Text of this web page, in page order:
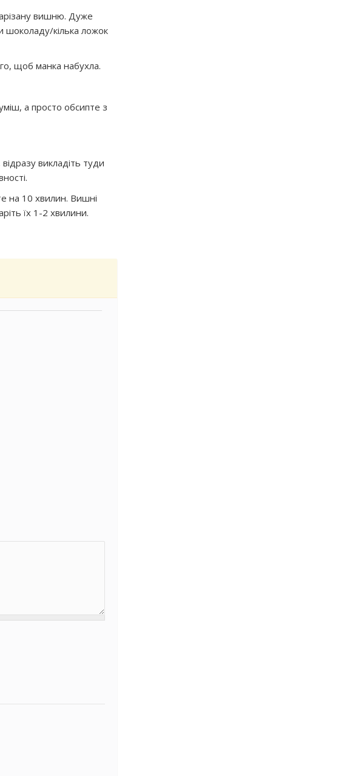
вишню. Дуже
шоколаду/кілька ложок
щоб манка набухла.
а просто обсипте з
викладіть туди
на 10 хвилин. Вишні
їх 1-2 хвилини.